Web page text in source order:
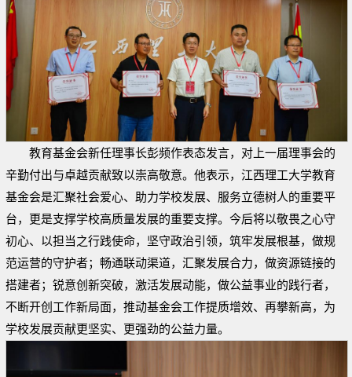
教育基金会新任理事长彭频作表态发言，对上一届理事会的
辛勤付出与卓越贡献致以崇高敬意。他表示，江西理工大学教育
基金会是汇聚社会爱心、助力学校发展、服务立德树人的重要平
台，更是支撑学校高质量发展的重要支撑。今后将以敬畏之心守
初心、以担当之行践使命，坚守政治引领，筑牢发展根基，做规
范运营的守护者；畅通联动渠道，汇聚发展合力，做资源链接的
搭建者；锐意创新突破，激活发展动能，做公益事业的践行者，
不断开创工作新局面，推动基金会工作提质增效、再攀新高，为
学校发展贡献更坚实、更强劲的公益力量。